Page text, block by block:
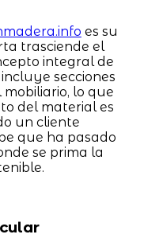
es su
trasciende el
integral de
secciones
lo que
del material es
un cliente
que ha pasado
se prima la